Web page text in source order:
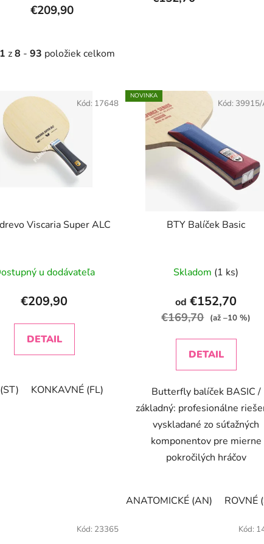
€209,90
1 z8 - 93 položiek celkom
Viscaria Super ALC
hodnotenie
produktu
je
5,0
z
u dodávateľa
€209,90
DETAIL
KONKAVNÉ (FL)
Kód: 17648
NOVINKA
BTY Balíček Basic
Skladom (1 ks)
od €152,70
€169,70 (až –10 %)
DETAIL
Butterfly balíček BASIC /
základný: profesionálne
vyskladané zo súťažných
komponentov pre mierne
pokročilých hráčov
ANATOMICKÉ (AN) ROVNÉ
Kód:
Kód: 23365 Kód: